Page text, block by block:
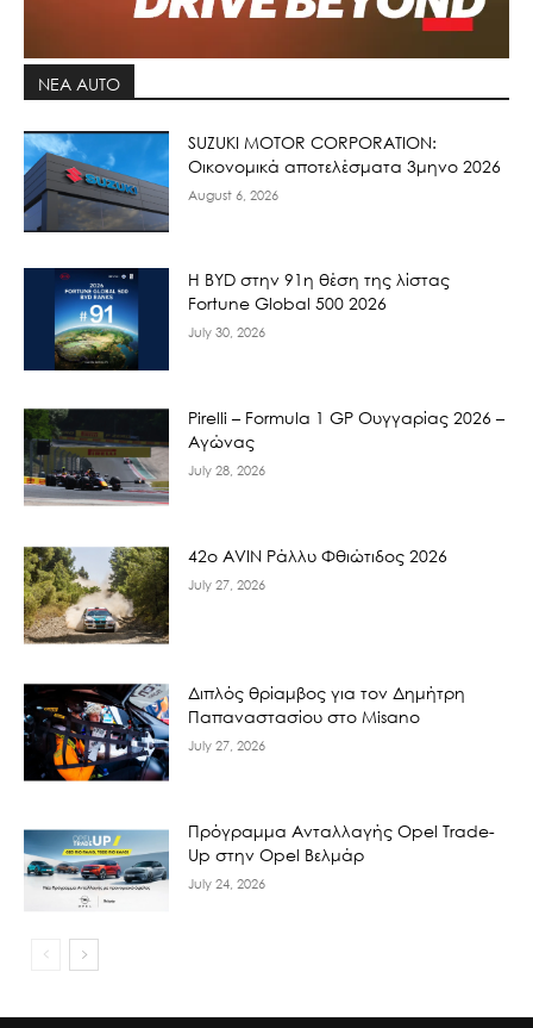
ΝΕΑ AUTO
SUZUKI MOTOR CORPORATION:
Οικονομικά αποτελέσματα 3μηνο 2026
August 6, 2026
Η BYD στην 91η θέση της λίστας
Fortune Global 500 2026
July 30, 2026
Pirelli – Formula 1 GP Ουγγαρίας 2026 –
Αγώνας
July 28, 2026
42ο AVIN Ράλλυ Φθιώτιδος 2026
July 27, 2026
Διπλός θρίαμβος για τον Δημήτρη
Παπαναστασίου στο Misano
July 27, 2026
Πρόγραμμα Ανταλλαγής Opel Trade-
Up στην Opel Βελμάρ
July 24, 2026